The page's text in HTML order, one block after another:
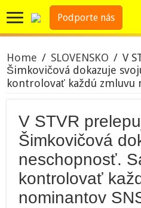
Podporte nás
Home / SLOVENSKO / V
Šimkovičová dokazuje
kontrolovať každú zmluvu
V STVR
Šimkovičová
neschopnosť.
kontrolovať
nominantov